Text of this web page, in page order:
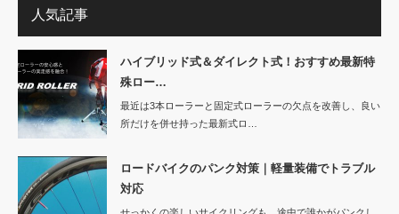
人気記事
ハイブリッド式＆ダイレクト式！おすすめ最新特
殊ロー…
最近は3本ローラーと固定式ローラーの欠点を改善し、良い
所だけを併せ持った最新式ロ…
ロードバイクのパンク対策｜軽量装備でトラブル
対応